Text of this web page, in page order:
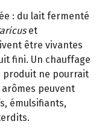
: du lait fermenté
et
être vivantes
fini. Un chauffage
produit ne pourrait
peuvent
émulsifiants,